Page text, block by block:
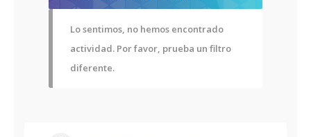
Lo sentimos, no hemos encontrado
actividad. Por favor, prueba un filtro
diferente.